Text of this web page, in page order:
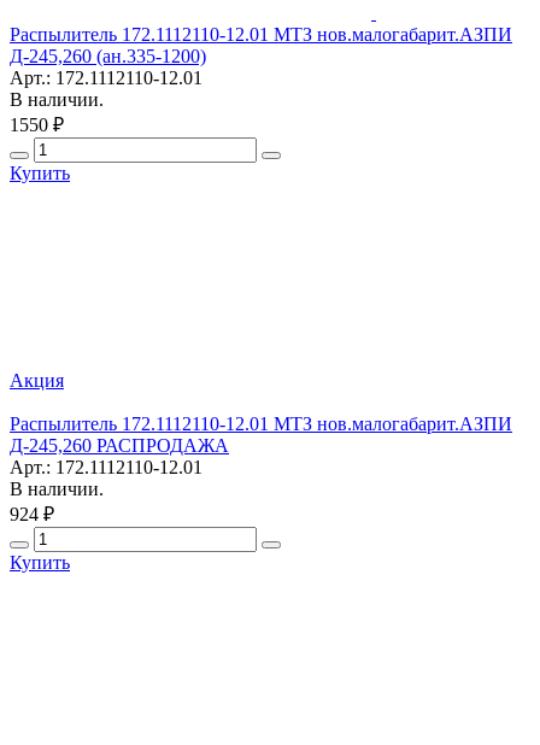
Распылитель 172.1112110-12.01 МТЗ нов.малогабарит.АЗПИ
Д-245,260 (ан.335-1200)
Арт.: 172.1112110-12.01
В наличии.
1550 ₽
Купить
Акция
Распылитель 172.1112110-12.01 МТЗ нов.малогабарит.АЗПИ
Д-245,260 РАСПРОДАЖА
Арт.: 172.1112110-12.01
В наличии.
924 ₽
Купить